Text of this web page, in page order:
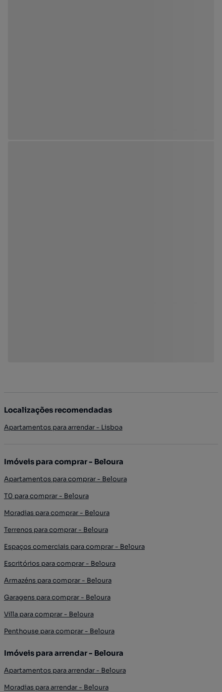
Localizações recomendadas
Apartamentos para arrendar - Lisboa
Imóveis para comprar - Beloura
Apartamentos para comprar - Beloura
T0 para comprar - Beloura
Moradias para comprar - Beloura
Terrenos para comprar - Beloura
Espaços comerciais para comprar - Beloura
Escritórios para comprar - Beloura
Armazéns para comprar - Beloura
Garagens para comprar - Beloura
Villa para comprar - Beloura
Penthouse para comprar - Beloura
Imóveis para arrendar - Beloura
Apartamentos para arrendar - Beloura
Moradias para arrendar - Beloura